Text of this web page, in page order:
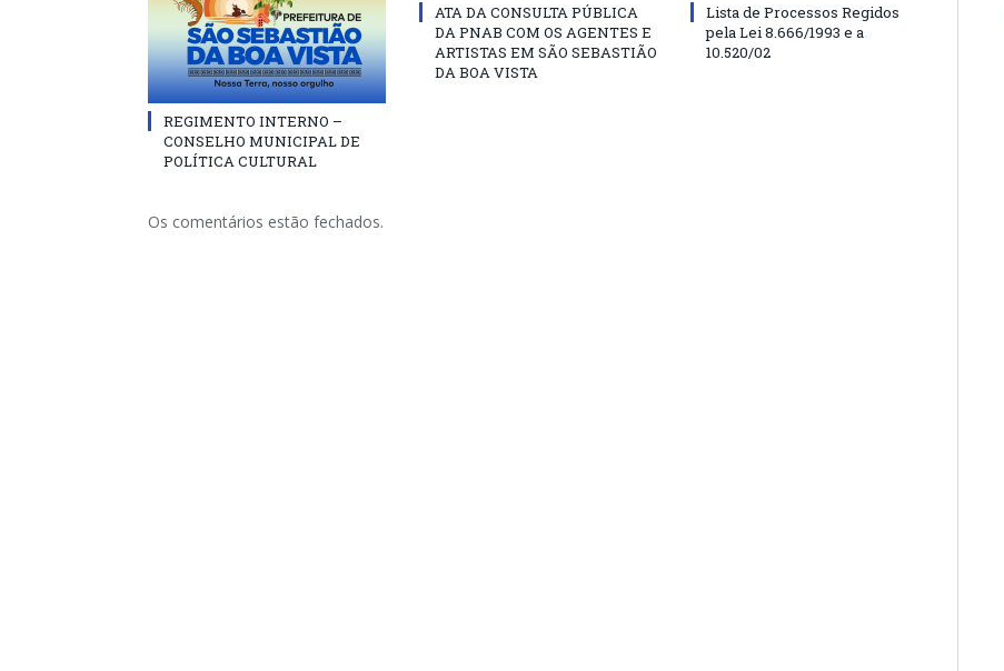
REGIMENTO INTERNO –
CONSELHO MUNICIPAL DE
POLÍTICA CULTURAL
ATA DA CONSULTA PÚBLICA
DA PNAB COM OS AGENTES E
ARTISTAS EM SÃO SEBASTIÃO
DA BOA VISTA
Lista de Processos Regidos
pela Lei 8.666/1993 e a
10.520/02
Os comentários estão fechados.